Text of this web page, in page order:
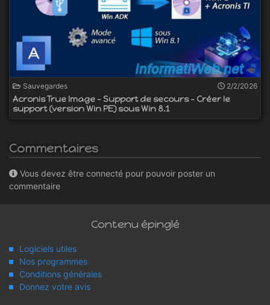
Sauvegardes 2/2/2026
Acronis True Image - Support de secours - Créer le
support (version Win PE) sous Win 8.1
Commentaires
Vous devez être connecté pour pouvoir poster un
commentaire
Contenu épinglé
Logiciels utiles
Nos programmes
Conditions générales
Donnez votre avis